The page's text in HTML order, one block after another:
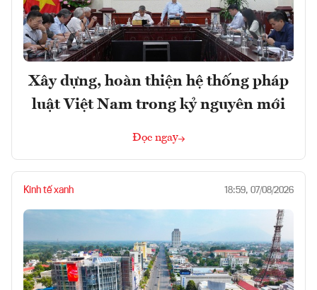
Xây dựng, hoàn thiện hệ thống pháp
luật Việt Nam trong kỷ nguyên mới
Đọc ngay
Kinh tế xanh 18:59, 07/08/2026